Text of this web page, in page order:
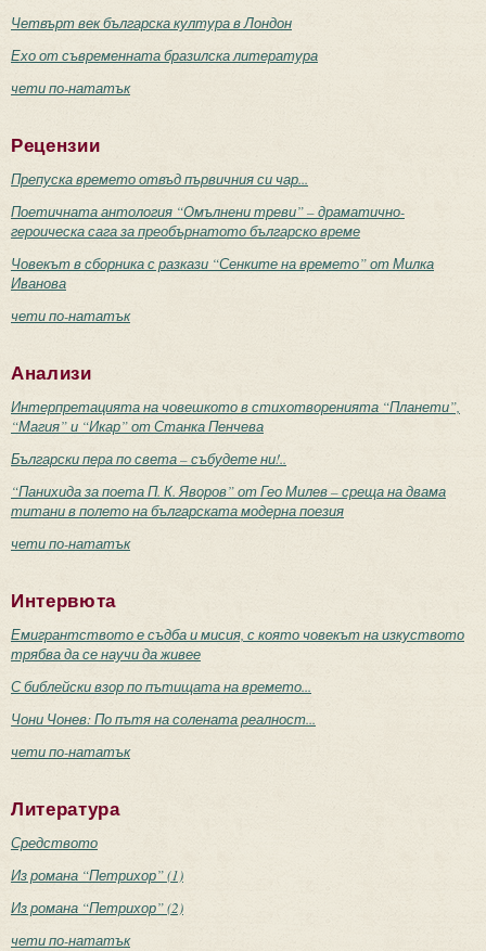
Четвърт век българска култура в Лондон
Ехо от съвременната бразилска литература
чети по-нататък
Рецензии
Препуска времето отвъд първичния си чар...
Поетичната антология “Омълнени треви” – драматично-
героическа сага за преобърнатото българско време
Човекът в сборника с разкази “Сенките на времето” от Милка
Иванова
чети по-нататък
Анализи
Интерпретацията на човешкото в стихотворенията “Планети”,
“Магия” и “Икар” от Станка Пенчева
Български пера по света – събудете ни!..
“Панихида за поета П. К. Яворов” от Гео Милев – среща на двама
титани в полето на българската модерна поезия
чети по-нататък
Интервюта
Емигрантството е съдба и мисия, с която човекът на изкуството
трябва да се научи да живее
С библейски взор по пътищата на времето...
Чони Чонев: По пътя на солената реалност...
чети по-нататък
Литература
Средството
Из романа “Петрихор” (1)
Из романа “Петрихор” (2)
чети по-нататък